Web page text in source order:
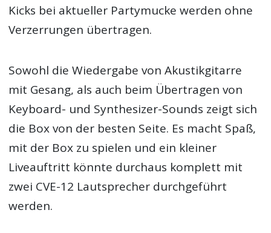
Kicks bei aktueller Partymucke werden ohne
Verzerrungen übertragen.
Sowohl die Wiedergabe von Akustikgitarre
mit Gesang, als auch beim Übertragen von
Keyboard- und Synthesizer-Sounds zeigt sich
die Box von der besten Seite. Es macht Spaß,
mit der Box zu spielen und ein kleiner
Liveauftritt könnte durchaus komplett mit
zwei CVE-12 Lautsprecher durchgeführt
werden.